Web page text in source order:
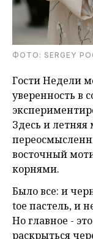
ФОТО: SERGEY
Гости Недели
уверенность в
Здесь и летняя
восточный
корнями.
Было все: и
toe пастель, и
Но главное -
раскрыться